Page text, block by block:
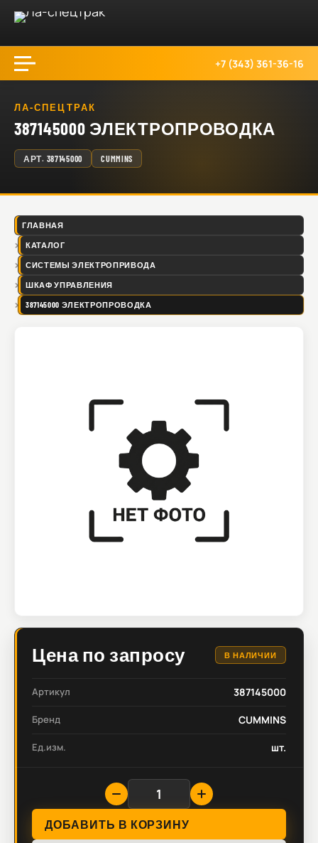
+7 (343) 361-36-16
ЛА-СПЕЦТРАК
387145000 ЭЛЕКТРОПРОВОДКА
АРТ. 387145000 CUMMINS
ГЛАВНАЯ
КАТАЛОГ
СИСТЕМЫ ЭЛЕКТРОПРИВОДА
ШКАФ УПРАВЛЕНИЯ
387145000 ЭЛЕКТРОПРОВОДКА
Цена по запросу В НАЛИЧИИ
Артикул 387145000
Бренд CUMMINS
Ед.изм. шт.
ДОБАВИТЬ В КОРЗИНУ